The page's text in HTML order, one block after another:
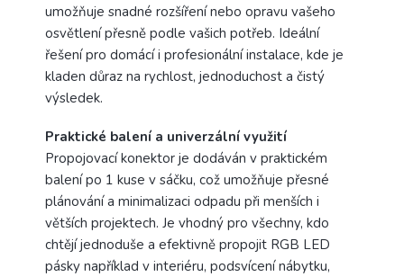
umožňuje snadné rozšíření nebo opravu vašeho
osvětlení přesně podle vašich potřeb. Ideální
řešení pro domácí i profesionální instalace, kde je
kladen důraz na rychlost, jednoduchost a čistý
výsledek.
Praktické balení a univerzální využití
Propojovací konektor je dodáván v praktickém
balení po 1 kuse v sáčku, což umožňuje přesné
plánování a minimalizaci odpadu při menších i
větších projektech. Je vhodný pro všechny, kdo
chtějí jednoduše a efektivně propojit RGB LED
pásky například v interiéru, podsvícení nábytku,